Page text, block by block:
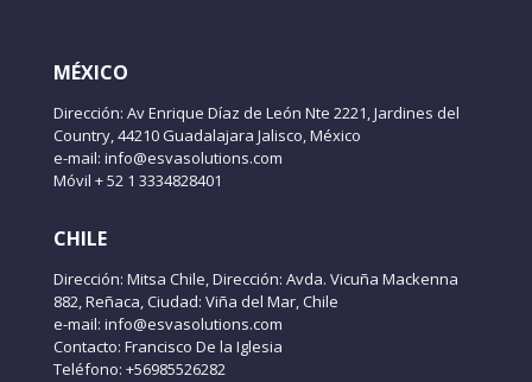
MÉXICO
Dirección: Av Enrique Díaz de León Nte 2221, Jardines del
Country, 44210 Guadalajara Jalisco, México
e-mail: info@esvasolutions.com
Móvil + 52 1 3334828401
CHILE
Dirección: Mitsa Chile, Dirección: Avda. Vicuña Mackenna
882, Reñaca, Ciudad: Viña del Mar, Chile
e-mail: info@esvasolutions.com
Contacto: Francisco De la Iglesia
Teléfono: +56985526282